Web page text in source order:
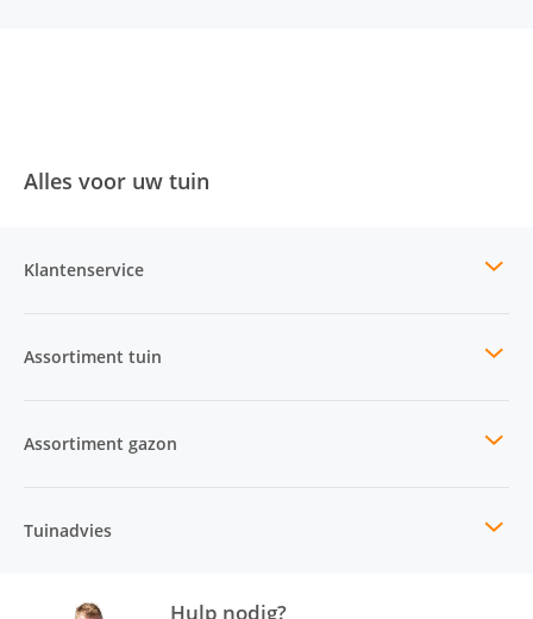
Alles voor uw tuin
Hulp nodig?
Klantenservice
Assortiment tuin
Assortiment gazon
Tuinadvies